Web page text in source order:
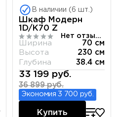
В наличии (6 шт.)
Шкаф Модерн
1D/K70 Z
Нет отзывов
Ширина
70 см
Высота
230 см
Глубина
38.4 см
33 199 руб.
36 899 руб.
Экономия 3 700 руб.
Купить